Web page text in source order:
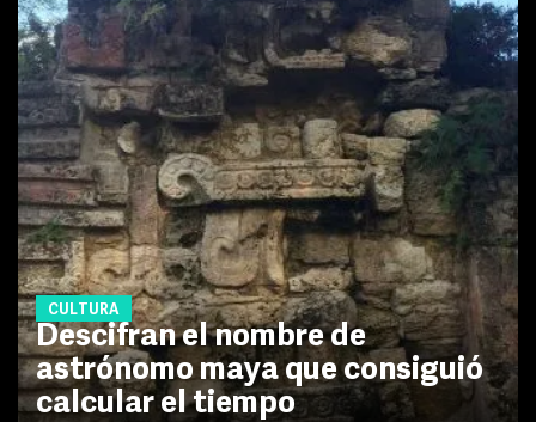
CULTURA
Descifran el nombre de
astrónomo maya que consiguió
calcular el tiempo